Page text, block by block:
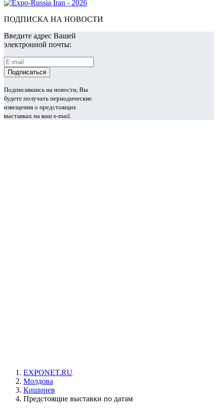
ПОДПИСКА НА НОВОСТИ
Введите адрес Вашей
электронной почты:
Подписавшись на новости, Вы
будете получать периодические
извещения о предстоящих
выставках на ваш e-mail.
EXPONET.RU
Молдова
Кишинев
Предстоящие выставки по датам